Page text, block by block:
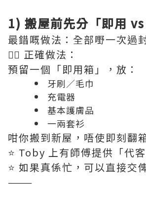
1) 搬屋前先分「即用 vs
最錯嘅做法：全部嘢一次過
👉🏻 正確做法：
預留一個「即用箱」，放：
牙刷／毛巾
充電器
基本護膚品
一兩套衫
咁你搬到新屋，唔使即刻翻
⭐️ Toby 上有師傅提供「代客
⭐️ 如果真係忙，可以直接交
———